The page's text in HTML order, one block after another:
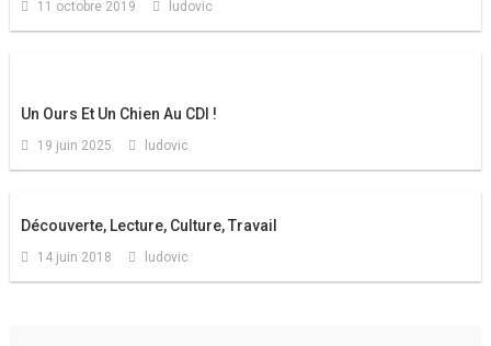
11 octobre 2019 ludovic
Un Ours Et Un Chien Au CDI !
19 juin 2025 ludovic
Découverte, Lecture, Culture, Travail
14 juin 2018 ludovic